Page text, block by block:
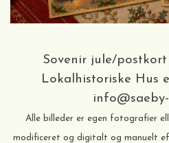
Sovenir jule/
Lokalhistoriske Hus
Alle billeder er egen fotografier
modificeret og digitalt og manuelt